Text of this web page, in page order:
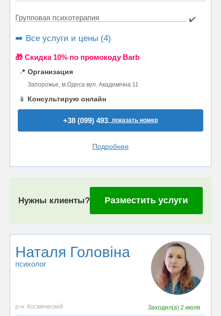
Групповая психотерапия ✔️
➡️ Все услуги и цены (4)
🎁 Cкидка 10% по промокоду Barb
📍 Организация
Запорожье, м.Одеса вул. Академічна 11
📱 Консультирую онлайн
+38 (099) 493..показать номер
Подробнее
Нужны клиенты? Разместить услуги
Наталя Головіна
психолог
р-н. Космический Заходил(а) 2 июля